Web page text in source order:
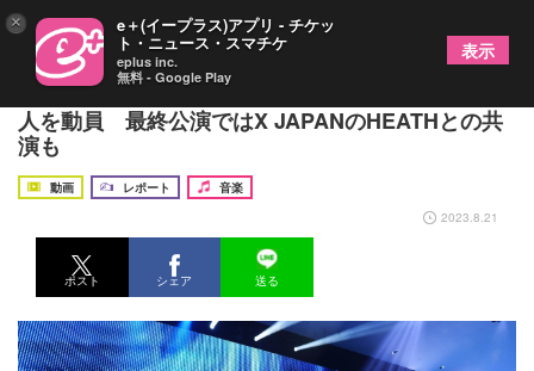
YOSHIKI、ディナーショー16公演でトータル8000
人を動員 最終公演ではX JAPANのHEATHとの共
演も
動画 レポート
音楽
2023.8.21
ポスト シェア 送る
× e＋(イープラス)アプリ - チケッ
ト・ニュース・スマチケ
eplus inc.
無料 - Google Play
表示